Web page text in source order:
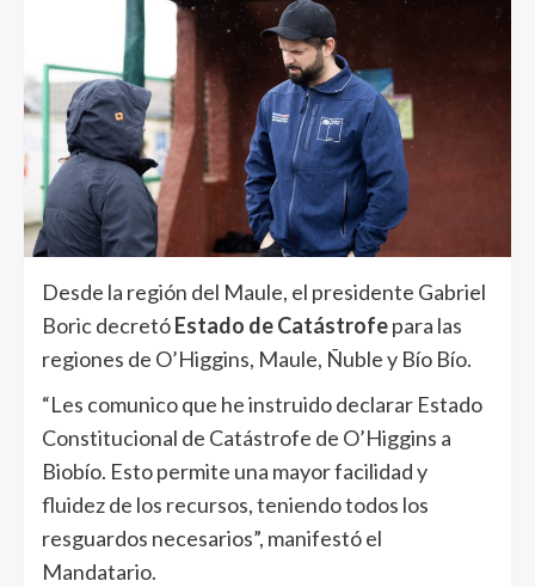
Desde la región del Maule, el presidente Gabriel
Boric decretóEstado de Catástrofepara las
regiones de O’Higgins, Maule, Ñuble y Bío Bío.
“Les comunico que he instruido declarar Estado
Constitucional de Catástrofe de O’Higgins a
Biobío. Esto permite una mayor facilidad y
fluidez de los recursos, teniendo todos los
resguardos necesarios”, manifestó el
Mandatario.